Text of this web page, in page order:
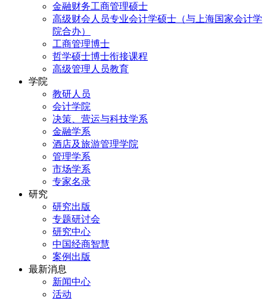
金融财务工商管理硕士
高级财会人员专业会计学硕士（与上海国家会计学
院合办）
工商管理博士
哲学硕士博士衔接课程
高级管理人员教育
学院
教研人员
会计学院
决策、营运与科技学系
金融学系
酒店及旅游管理学院
管理学系
市场学系
专家名录
研究
研究出版
专题研讨会
研究中心
中国经商智慧
案例出版
最新消息
新闻中心
活动